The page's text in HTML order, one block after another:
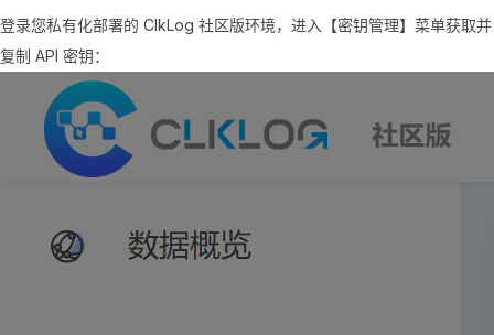
登录您私有化部署的 ClkLog 社区版环境，进入【密钥管理】菜单获取并
复制 API 密钥：